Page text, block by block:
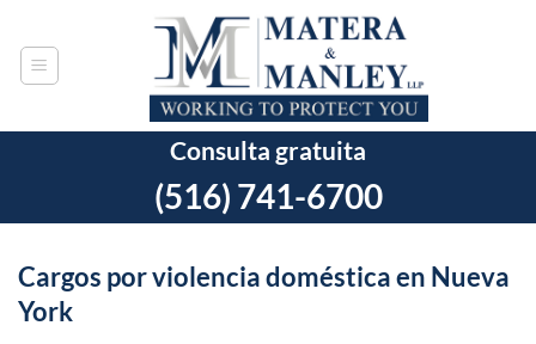
contenido
Consulta gratuita
(516) 741-6700
Cargos por violencia doméstica en Nueva
York